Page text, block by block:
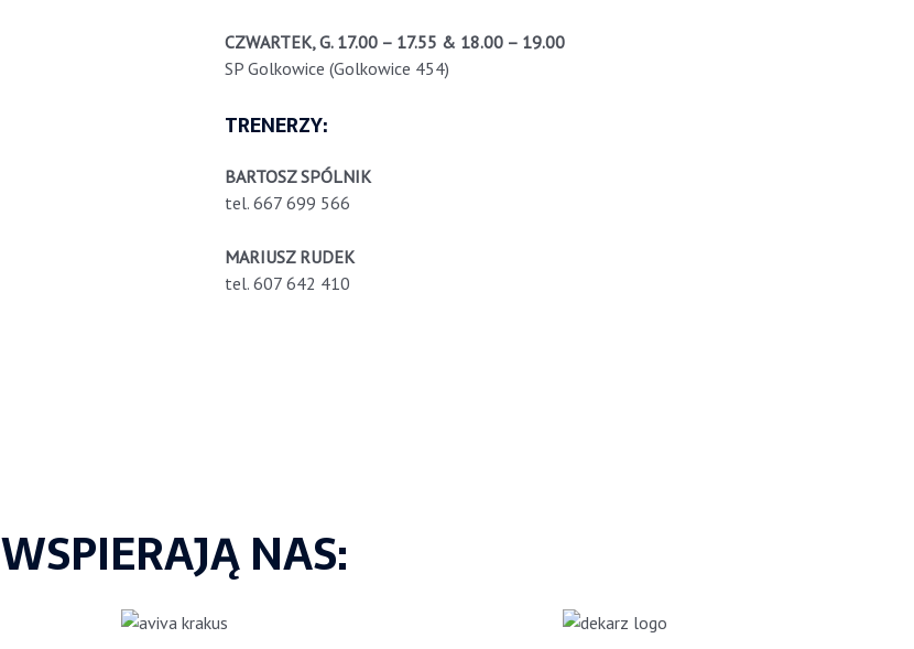
CZWARTEK,G. 17.00 – 17.55 & 18.00 – 19.00
SP Golkowice (Golkowice 454)
TRENERZY:
BARTOSZ SPÓLNIK
tel. 667 699 566
MARIUSZ RUDEK
tel. 607 642 410
WSPIERAJĄ NAS: